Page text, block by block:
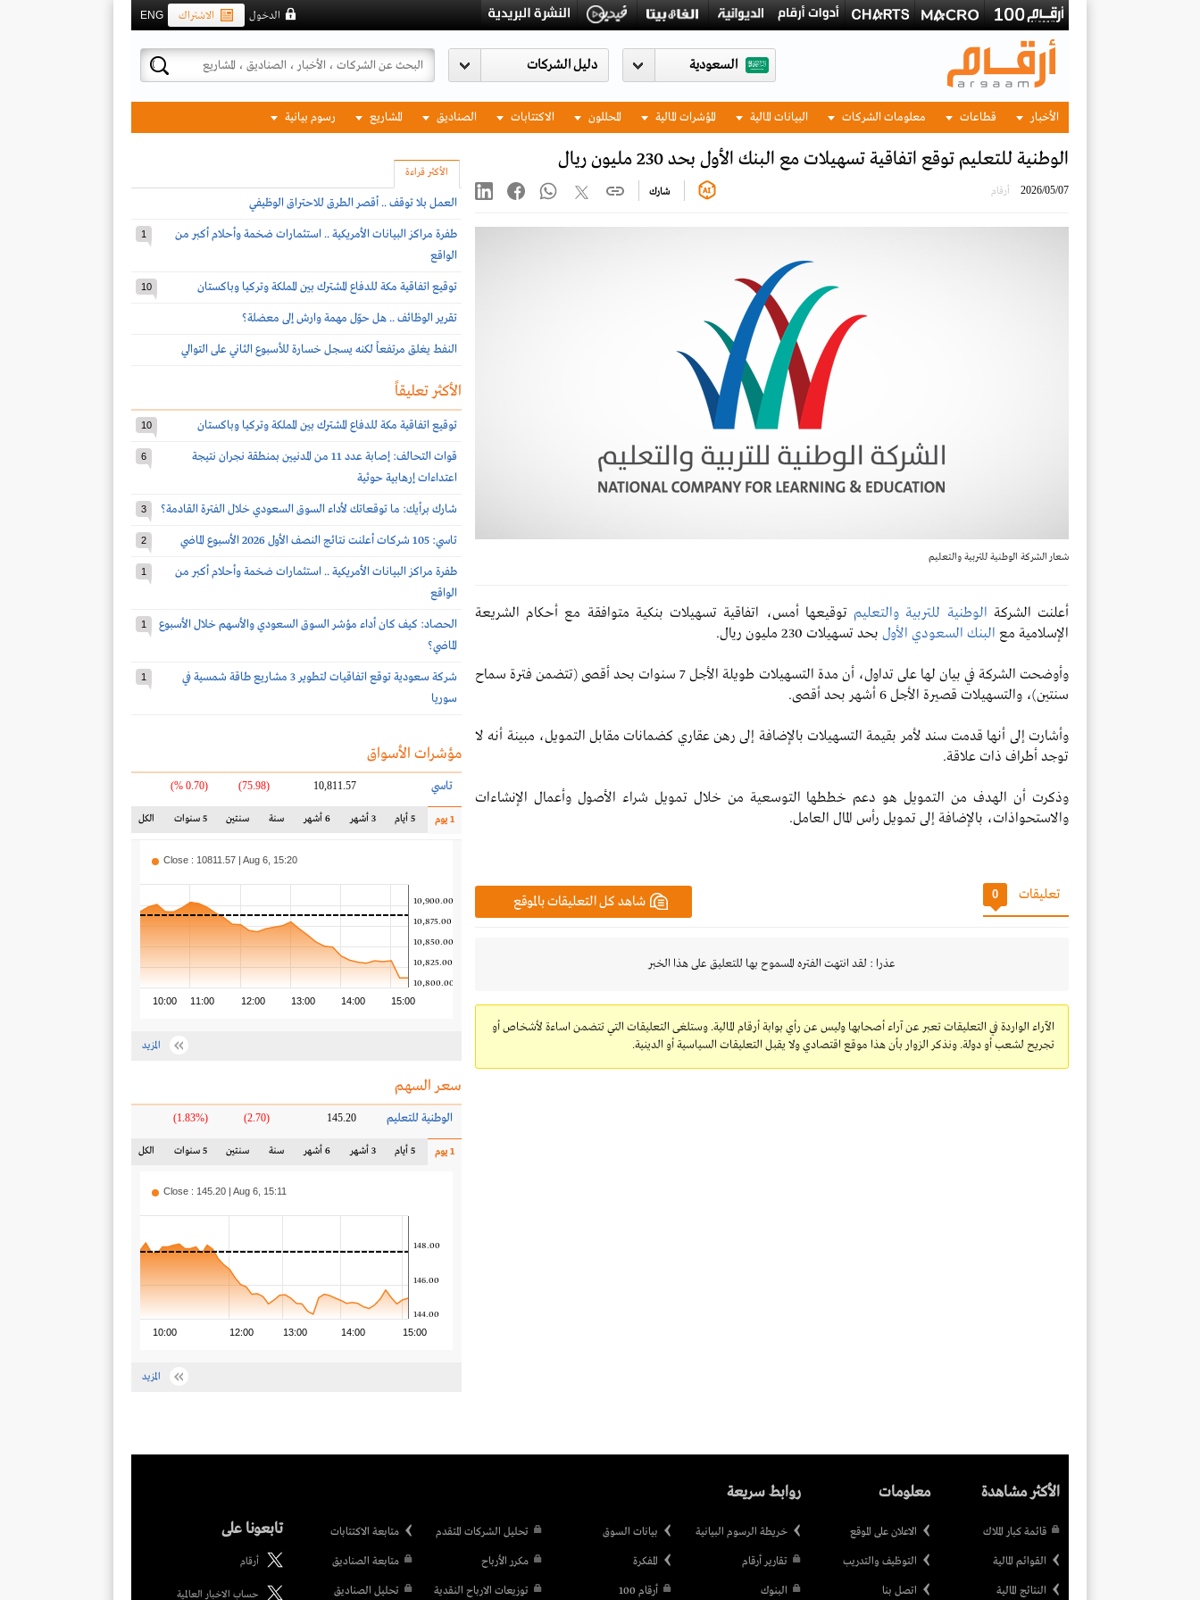
ENG الاشتراك الدخول
السعودية
الأخبار قطاعات معلومات الشركات البيانات المالية المؤشرات المالية المحللون الاكتتابات الصناديق المشاريع رسوم بيانية
الوطنية للتعليم توقع اتفاقية تسهيلات مع البنك الأول بحد 230 مليون ريال
2026/05/07 أرقام شارك
شعار الشركة الوطنية للتربية والتعليم
أعلنت الشركة الوطنية للتربية والتعليم توقيعها أمس، اتفاقية تسهيلات بنكية متوافقة مع أحكام الشريعة
الإسلامية مع البنك السعودي الأول بحد تسهيلات 230 مليون ريال.
وأوضحت الشركة في بيان لها على تداول، أن مدة التسهيلات طويلة الأجل 7 سنوات بحد أقصى (تتضمن فترة سماح
سنتين)، والتسهيلات قصيرة الأجل 6 أشهر بحد أقصى.
وأشارت إلى أنها قدمت سند لأمر بقيمة التسهيلات بالإضافة إلى رهن عقاري كضمانات مقابل التمويل، مبينة أنه لا
توجد أطراف ذات علاقة.
وذكرت أن الهدف من التمويل هو دعم خططها التوسعية من خلال تمويل شراء الأصول وأعمال الإنشاءات
والاستحواذات، بالإضافة إلى تمويل رأس المال العامل.
شاهد كل التعليقات بالموقع تعليقات 0
عذرا : لقد انتهت الفتره المسموح بها للتعليق على هذا الخبر
الآراء الواردة في التعليقات تعبر عن آراء أصحابها وليس عن رأي بوابة أرقام المالية. وستلغى التعليقات التي تتضمن اساءة لأشخاص أو
تجريح لشعب أو دولة. ونذكر الزوار بأن هذا موقع اقتصادي ولا يقبل التعليقات السياسية أو الدينية.
الأكثر قراءة
العمل بلا توقف .. أقصر الطرق للاحتراق الوظيفي
طفرة مراكز البيانات الأمريكية .. استثمارات ضخمة وأحلام أكبر من
الواقع
1
توقيع اتفاقية مكة للدفاع المشترك بين المملكة وتركيا وباكستان 10
تقرير الوظائف .. هل حوّل مهمة وارش إلى معضلة؟
النفط يغلق مرتفعاً لكنه يسجل خسارة للأسبوع الثاني على التوالي
الأكثر تعليقاً
توقيع اتفاقية مكة للدفاع المشترك بين المملكة وتركيا وباكستان 10
قوات التحالف: إصابة عدد 11 من المدنيين بمنطقة نجران نتيجة
اعتداءات إرهابية حوثية
6
شارك برأيك: ما توقعاتك لأداء السوق السعودي خلال الفترة القادمة؟ 3
تاسي: 105 شركات أعلنت نتائج النصف الأول 2026 الأسبوع الماضي 2
طفرة مراكز البيانات الأمريكية .. استثمارات ضخمة وأحلام أكبر من
الواقع
1
الحصاد: كيف كان أداء مؤشر السوق السعودي والأسهم خلال الأسبوع
الماضي؟
1
شركة سعودية توقع اتفاقيات لتطوير 3 مشاريع طاقة شمسية في
سوريا
1
مؤشرات الأسواق
تاسي 10,811.57
(75.98)
(0.70 %)
1 يوم 5 أيام 3 أشهر 6 أشهر سنة سنتين 5 سنوات الكل
10:00 11:00 12:00 13:00 14:00 15:00
10,800.00
10,825.00
10,850.00
10,875.00
10,900.00
Close : 10811.57 | Aug 6, 15:20
المزيد
سعر السهم
الوطنية للتعليم 145.20
(2.70)
(1.83%)
1 يوم 5 أيام 3 أشهر 6 أشهر سنة سنتين 5 سنوات الكل
10:00 12:00 13:00 14:00 15:00
144.00
146.00
148.00
Close : 145.20 | Aug 6, 15:11
المزيد
الأكثر مشاهدة
قائمة كبار الملاك
القوائم المالية
النتائج المالية
معلومات
الاعلان على الموقع
التوظيف والتدريب
اتصل بنا
روابط سريعة
خريطة الرسوم البيانية
تقارير أرقام
البنوك
بيانات السوق
المفكرة
أرقام 100
تحليل الشركات المتقدم
مكرر الأرباح
توزيعات الارباح النقدية
متابعة الاكتتابات
متابعة الصناديق
تحليل الصناديق
تابعونا على
أرقام
حساب الاخبار العالمية